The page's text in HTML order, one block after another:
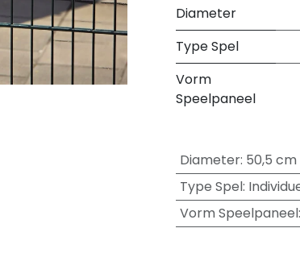
Diameter
Type Spel
Vorm
Speelpaneel
Diameter: 50,5 cm
Type Spel:
Vorm Speelpaneel: